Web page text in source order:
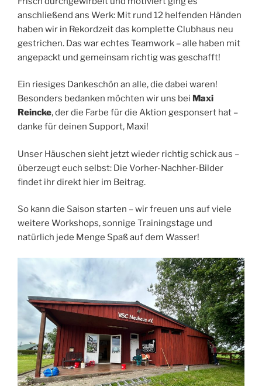
anschließend ans Werk: Mit rund 12 helfenden Händen
haben wir in Rekordzeit das komplette Clubhaus neu
gestrichen. Das war echtes Teamwork – alle haben mit
angepackt und gemeinsam richtig was geschafft!
Ein riesiges Dankeschön an alle, die dabei waren!
Besonders bedanken möchten wir uns bei Maxi
Reincke, der die Farbe für die Aktion gesponsert hat –
danke für deinen Support, Maxi!
Unser Häuschen sieht jetzt wieder richtig schick aus –
überzeugt euch selbst: Die Vorher-Nachher-Bilder
findet ihr direkt hier im Beitrag.
So kann die Saison starten – wir freuen uns auf viele
weitere Workshops, sonnige Trainingstage und
natürlich jede Menge Spaß auf dem Wasser!